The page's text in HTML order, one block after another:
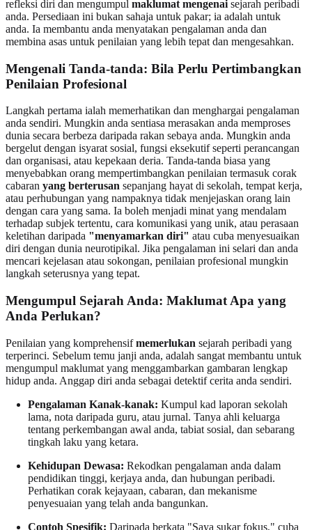
refleksi diri dan mengumpul maklumat mengenai sejarah peribadi
anda. Persediaan ini bukan sahaja untuk pakar; ia adalah untuk
anda. Ia membantu anda menyatakan pengalaman anda dan
membina asas untuk penilaian yang lebih tepat dan mengesahkan.
Mengenali Tanda-tanda: Bila Perlu Pertimbangkan
Penilaian Profesional
Langkah pertama ialah memerhatikan dan menghargai pengalaman
anda sendiri. Mungkin anda sentiasa merasakan anda memproses
dunia secara berbeza daripada rakan sebaya anda. Mungkin anda
bergelut dengan isyarat sosial, fungsi eksekutif seperti perancangan
dan organisasi, atau kepekaan deria. Tanda-tanda biasa yang
menyebabkan orang mempertimbangkan penilaian termasuk corak
cabaran yang berterusan sepanjang hayat di sekolah, tempat kerja,
atau perhubungan yang nampaknya tidak menjejaskan orang lain
dengan cara yang sama. Ia boleh menjadi minat yang mendalam
terhadap subjek tertentu, cara komunikasi yang unik, atau perasaan
keletihan daripada "menyamarkan diri" atau cuba menyesuaikan
diri dengan dunia neurotipikal. Jika pengalaman ini selari dan anda
mencari kejelasan atau sokongan, penilaian profesional mungkin
langkah seterusnya yang tepat.
Mengumpul Sejarah Anda: Maklumat Apa yang
Anda Perlukan?
Penilaian yang komprehensifmemerlukan sejarah peribadi yang
terperinci. Sebelum temu janji anda, adalah sangat membantu untuk
mengumpul maklumat yang menggambarkan gambaran lengkap
hidup anda. Anggap diri anda sebagai detektif cerita anda sendiri.
Pengalaman Kanak-kanak: Kumpul kad laporan sekolah
lama, nota daripada guru, atau jurnal. Tanya ahli keluarga
tentang perkembangan awal anda, tabiat sosial, dan sebarang
tingkah laku yang ketara.
Kehidupan Dewasa: Rekodkan pengalaman anda dalam
pendidikan tinggi, kerjaya anda, dan hubungan peribadi.
Perhatikan corak kejayaan, cabaran, dan mekanisme
penyesuaian yang telah anda bangunkan.
Contoh Spesifik: Daripada berkata "Saya sukar fokus," cuba